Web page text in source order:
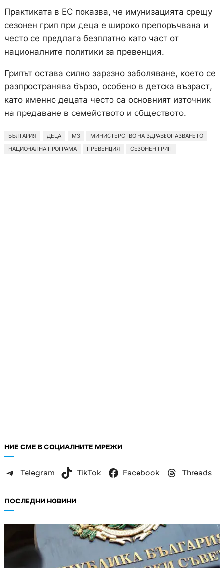
Практиката в ЕС показва, че имунизацията срещу
сезонен грип при деца е широко препоръчвана и
често се предлага безплатно като част от
националните политики за превенция.
Грипът остава силно заразно заболяване, което се
разпространява бързо, особено в детска възраст,
като именно децата често са основният източник
на предаване в семейството и обществото.
БЪЛГАРИЯ ДЕЦА МЗ
МИНИСТЕРСТВО НА ЗДРАВЕОПАЗВАНЕТО
НАЦИОНАЛНА ПРОГРАМА
ПРЕВЕНЦИЯ СЕЗОНЕН ГРИП
НИЕ СМЕ В СОЦИАЛНИТЕ МРЕЖИ
Telegram TikTok Facebook Threads
ПОСЛЕДНИ НОВИНИ
БЪЛГАРИЯ
Кабинетът прие нов статут за професиите в
спортната подготовка